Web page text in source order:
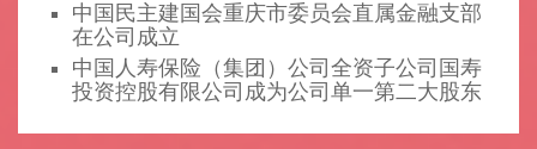
中国民主建国会重庆市委员会直属金融支部
在公司成立
中国人寿保险（集团）公司全资子公司国寿
投资控股有限公司成为公司单一第二大股东